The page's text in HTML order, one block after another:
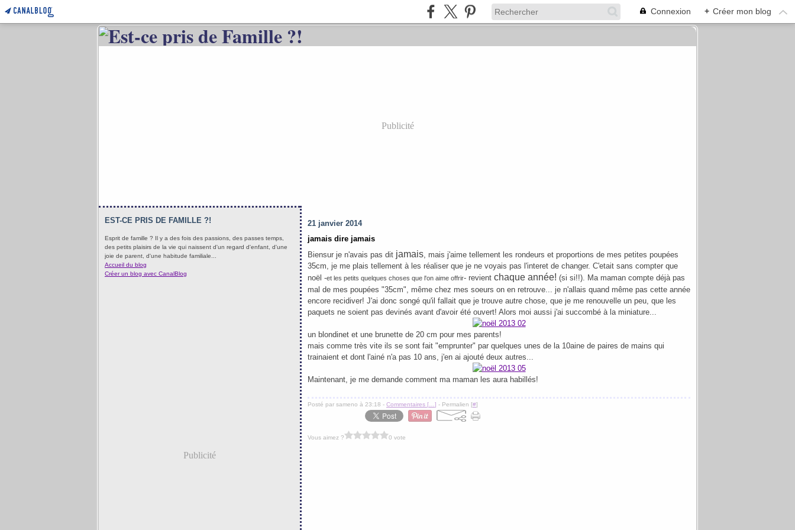
Connexion + Créer mon blog
Publicité
EST-CE PRIS DE FAMILLE ?!
Esprit de famille ? Il y a des fois des passions, des passes temps,
des petits plaisirs de la vie qui naissent d'un regard d'enfant, d'une
joie de parent, d'une habitude familiale...
Accueil du blog
Créer un blog avec CanalBlog
Publicité
21 janvier 2014
jamais dire jamais
Biensur je n'avais pas dit jamais, mais j'aime tellement les rondeurs et proportions de mes petites poupées
35cm, je me plais tellement à les réaliser que je ne voyais pas l'interet de changer. C'etait sans compter que
noël -et les petits quelques choses que l'on aime offrir- revient chaque année! (si si!!). Ma maman compte déjà pas
mal de mes poupées "35cm", même chez mes soeurs on en retrouve... je n'allais quand même pas cette année
encore recidiver! J'ai donc songé qu'il fallait que je trouve autre chose, que je me renouvelle un peu, que les
paquets ne soient pas devinés avant d'avoir été ouvert! Alors moi aussi j'ai succombé à la miniature...
un blondinet et une brunette de 20 cm pour mes parents!
mais comme très vite ils se sont fait "emprunter" par quelques unes de la 10aine de paires de mains qui
trainaient et dont l'ainé n'a pas 10 ans, j'en ai ajouté deux autres...
Maintenant, je me demande comment ma maman les aura habillés!
Posté par sameno à 23:18 - Commentaires [ ] - Permalien [#]
Vous aimez ? 0 vote